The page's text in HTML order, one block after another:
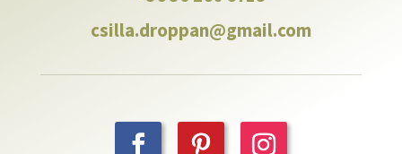
csilla.droppan@gmail.com